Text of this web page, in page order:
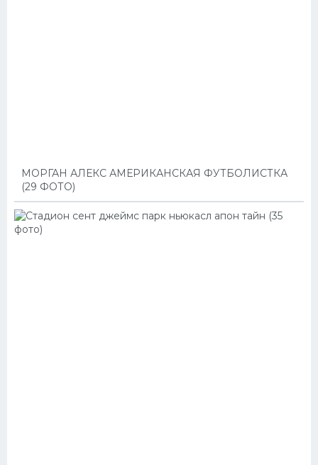
МОРГАН АЛЕКС АМЕРИКАНСКАЯ ФУТБОЛИСТКА
(29 ФОТО)